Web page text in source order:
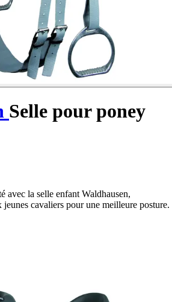
Selle pour poney
avec la selle enfant Waldhausen,
jeunes cavaliers pour une meilleure posture.